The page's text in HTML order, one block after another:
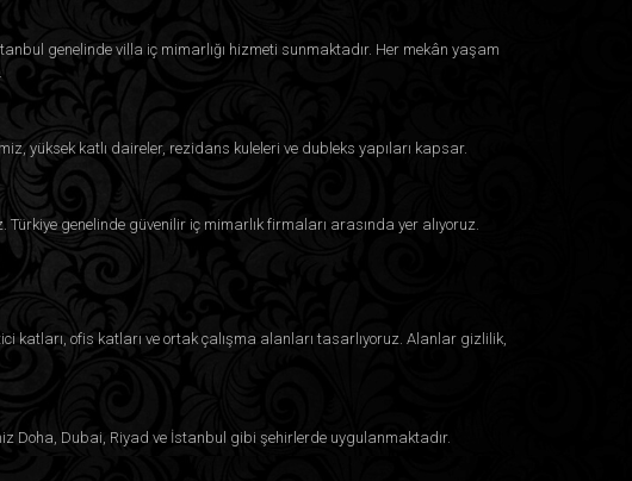
genelinde villa iç mimarlığı hizmeti sunmaktadır. Her mekân yaşam
yüksek katlı daireler, rezidans kuleleri ve dubleks yapıları kapsar.
genelinde güvenilir iç mimarlık firmaları arasında yer alıyoruz.
katları, ofis katları ve ortak çalışma alanları tasarlıyoruz. Alanlar gizlilik,
Doha, Dubai, Riyad ve İstanbul gibi şehirlerde uygulanmaktadır.